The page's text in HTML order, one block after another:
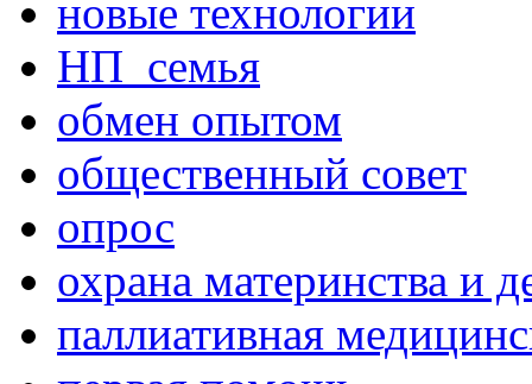
новые технологии
НП_семья
обмен опытом
общественный совет
опрос
охрана материнства и
паллиативная